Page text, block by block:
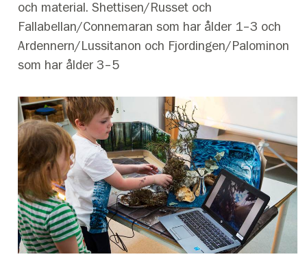
och material. Shettisen/Russet och
Fallabellan/Connemaran som har ålder 1–3 och
Ardennern/Lussitanon och Fjordingen/Palominon
som har ålder 3–5